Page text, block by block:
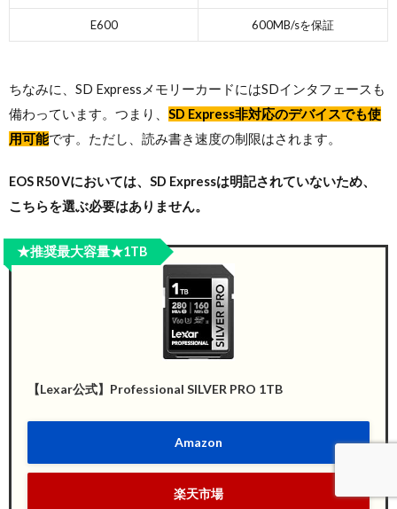
E600 600MB/sを保証
ちなみに、SD ExpressメモリーカードにはSDインタフェースも
備わっています。つまり、 SD Express非対応のデバイスでも使
用可能です。ただし、読み書き速度の制限はされます。
EOS R50 Vにおいては、SD Expressは明記されていないため、
こちらを選ぶ必要はありません。
【Lexar公式】Professional SILVER PRO 1TB
Amazon
楽天市場
★推奨最大容量★1TB